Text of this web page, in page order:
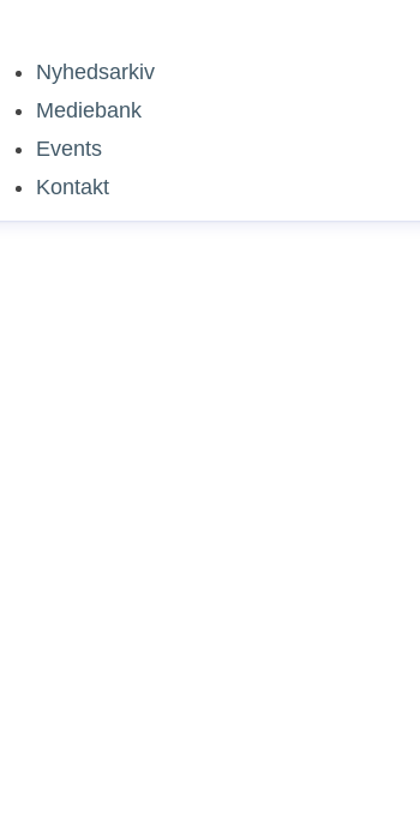
Nyhedsarkiv
Mediebank
Events
Kontakt